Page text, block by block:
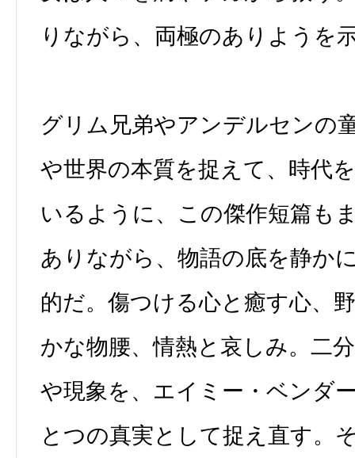
りながら、両極のありよう
グリム兄弟やアンデルセンの
や世界の本質を捉えて、時代
いるように、この傑作短篇も
ありながら、物語の底を静か
的だ。傷つける心と癒す心、
かな物腰、情熱と哀しみ。二
や現象を、エイミー・ベンダ
とつの真実として捉え直す。